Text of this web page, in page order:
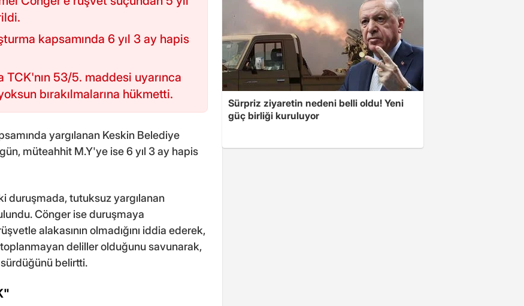
kapsamında 6 yıl 3 ay hapis
TCK'nın 53/5. maddesi uyarınca
bırakılmalarına hükmetti.
yargılanan Keskin Belediye
müteahhit M.Y'ye ise 6 yıl 3 ay hapis
duruşmada, tutuksuz yargılanan
Cönger ise duruşmaya
alakasının olmadığını iddia ederek,
deliller olduğunu savunarak,
belirtti.
Sürpriz ziyaretin nedeni belli oldu! Yeni
güç birliği kuruluyor